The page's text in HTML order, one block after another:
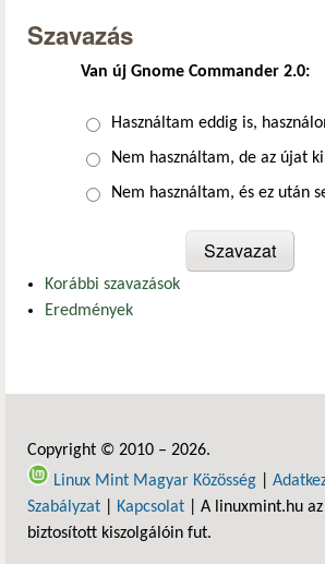
Szavazás
Van új Gnome Commander 2.0:
Választások
Használtam eddig is,
Nem használtam, de az újat
Nem használtam, és ez után
Korábbi szavazások
Eredmények
Copyright © 2010 – 2026.
Linux Mint Magyar Közösség
Szabályzat
Kapcsolat | A linuxmint.hu az
biztosított kiszolgálóin fut.